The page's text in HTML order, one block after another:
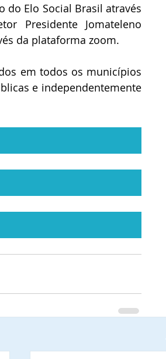
do Elo Social Brasil através
Presidente Jomateleno
da plataforma zoom.
em todos os municípios
e independentemente